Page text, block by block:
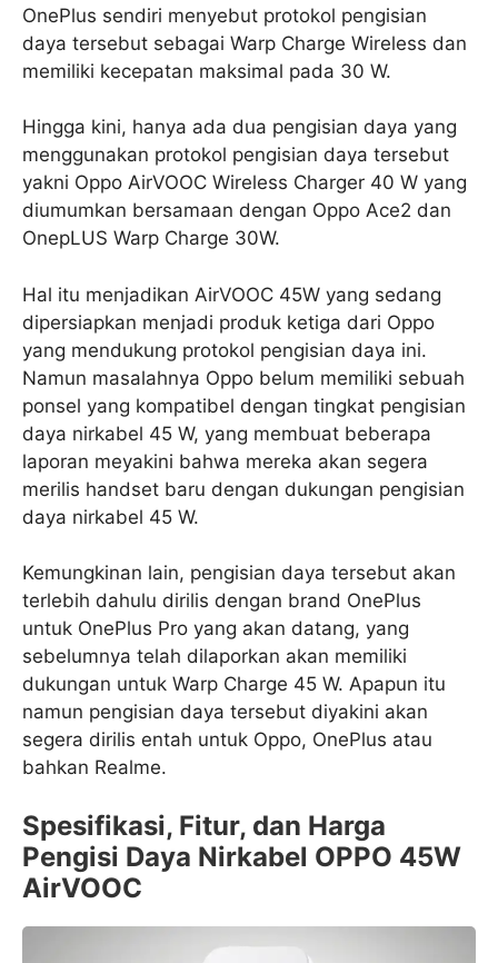
OnePlus sendiri menyebut protokol pengisian
daya tersebut sebagai Warp Charge Wireless dan
memiliki kecepatan maksimal pada 30 W.
Hingga kini, hanya ada dua pengisian daya yang
menggunakan protokol pengisian daya tersebut
yakni Oppo AirVOOC Wireless Charger 40 W yang
diumumkan bersamaan dengan Oppo Ace2 dan
OnepLUS Warp Charge 30W.
Hal itu menjadikan AirVOOC 45W yang sedang
dipersiapkan menjadi produk ketiga dari Oppo
yang mendukung protokol pengisian daya ini.
Namun masalahnya Oppo belum memiliki sebuah
ponsel yang kompatibel dengan tingkat pengisian
daya nirkabel 45 W, yang membuat beberapa
laporan meyakini bahwa mereka akan segera
merilis handset baru dengan dukungan pengisian
daya nirkabel 45 W.
Kemungkinan lain, pengisian daya tersebut akan
terlebih dahulu dirilis dengan brand OnePlus
untuk OnePlus Pro yang akan datang, yang
sebelumnya telah dilaporkan akan memiliki
dukungan untuk Warp Charge 45 W. Apapun itu
namun pengisian daya tersebut diyakini akan
segera dirilis entah untuk Oppo, OnePlus atau
bahkan Realme.
Spesifikasi, Fitur, dan Harga
Pengisi Daya Nirkabel OPPO 45W
AirVOOC